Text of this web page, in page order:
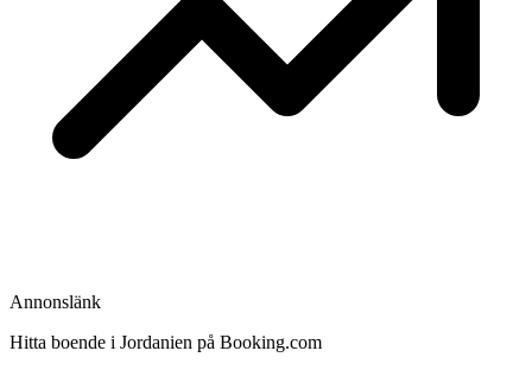
Annonslänk
Hitta boende i Jordanien på Booking.com